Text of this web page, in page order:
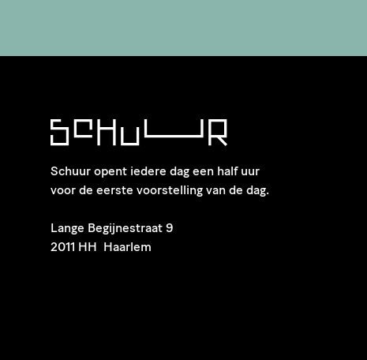
Schuur opent iedere dag een half uur
voor de eerste voorstelling van de dag.
​Lange Begijnestraat 9
2011 HH Haarlem